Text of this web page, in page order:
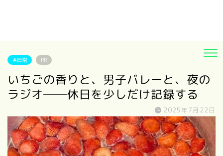
☘日常 PR
いちごの香りと、男子バレーと、夜の
ラジオ──休日を少しだけ記録する
2025年7月22日